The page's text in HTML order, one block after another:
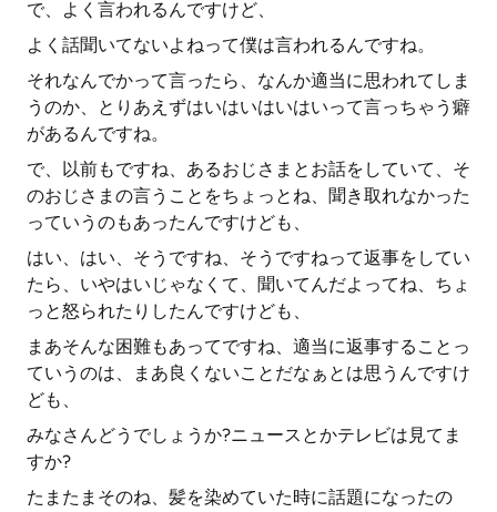
で、よく言われるんですけど、
よく話聞いてないよねって僕は言われるんですね。
それなんでかって言ったら、なんか適当に思われてしま
うのか、とりあえずはいはいはいはいって言っちゃう癖
があるんですね。
で、以前もですね、あるおじさまとお話をしていて、そ
のおじさまの言うことをちょっとね、聞き取れなかった
っていうのもあったんですけども、
はい、はい、そうですね、そうですねって返事をしてい
たら、いやはいじゃなくて、聞いてんだよってね、ちょ
っと怒られたりしたんですけども、
まあそんな困難もあってですね、適当に返事することっ
ていうのは、まあ良くないことだなぁとは思うんですけ
ども、
みなさんどうでしょうか?ニュースとかテレビは見てま
すか?
たまたまそのね、髪を染めていた時に話題になったの